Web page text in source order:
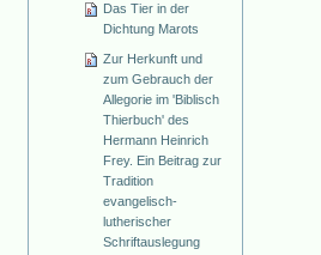
Das Tier in der
Dichtung Marots
Zur Herkunft und
zum Gebrauch der
Allegorie im 'Biblisch
Thierbuch' des
Hermann Heinrich
Frey. Ein Beitrag zur
Tradition
evangelisch-
lutherischer
Schriftauslegung